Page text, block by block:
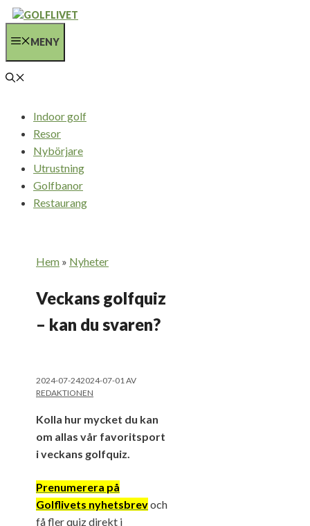
Hoppa
innehållMENY
Indoor golf
Resor
Nybörjare
Utrustning
Golfbanor
Restaurang
Hem » Nyheter
Veckans golfquiz
– kan du svaren?
2024-07-242024-07-01AV
REDAKTIONEN
Kolla hur mycket du kan
om allas vår favoritsport
i veckans golfquiz.
Prenumerera på
Golflivets nyhetsbrevoch
få fler quiz direkt i